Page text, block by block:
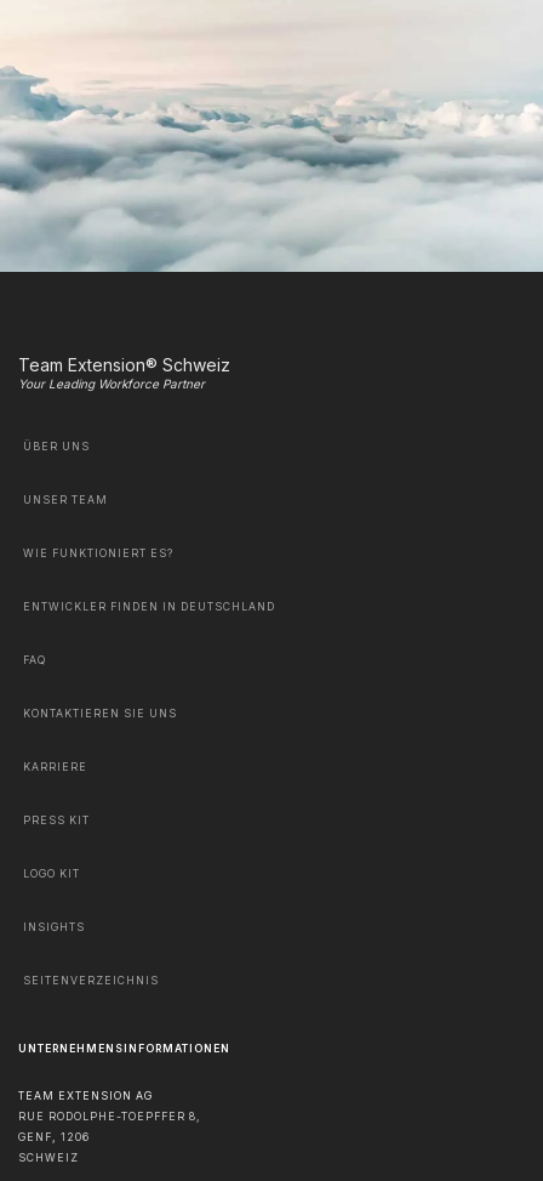
Team Extension® Schweiz
Your Leading Workforce Partner
ÜBER UNS
UNSER TEAM
WIE FUNKTIONIERT ES?
ENTWICKLER FINDEN IN DEUTSCHLAND
FAQ
KONTAKTIEREN SIE UNS
KARRIERE
PRESS KIT
LOGO KIT
INSIGHTS
SEITENVERZEICHNIS
UNTERNEHMENSINFORMATIONEN
TEAM EXTENSION AG
RUE RODOLPHE-TOEPFFER 8,
GENF, 1206
SCHWEIZ